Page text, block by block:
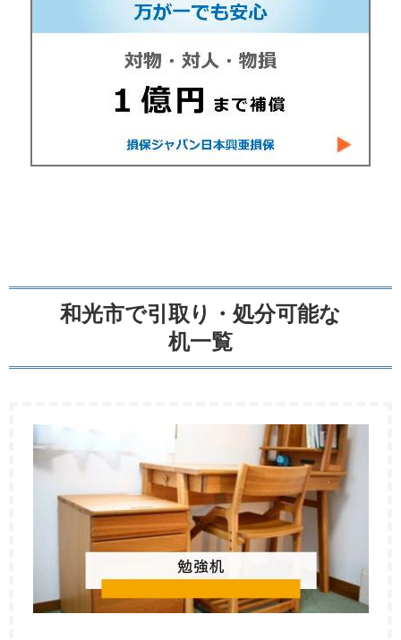
和光市で引取り・処分可能な
机一覧